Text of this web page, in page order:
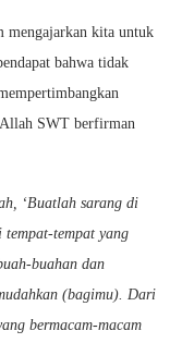
mengajarkan kita untuk
bahwa tidak
SWT berfirman
‘Buatlah sarang di
tempat yang
buahan dan
(bagimu). Dari
bermacam-macam